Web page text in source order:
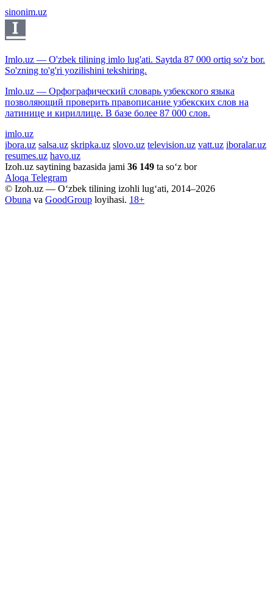
sinonim.uz
Imlo.uz — O'zbek tilining imlo lug'ati. Saytda 87 000 ortiq so'z bor.
So'zning to'g'ri yozilishini tekshiring.
Imlo.uz — Орфографический словарь узбекского языка
позволяющий проверить правописание узбекских слов на
латинице и кириллице. В базе более 87 000 слов.
imlo.uz
ibora.uz salsa.uz skripka.uz slovo.uz television.uz vatt.uz iboralar.uz
resumes.uz havo.uz
Izoh.uz saytining bazasida jami 36 149 ta so‘z bor
Aloqa Telegram
© Izoh.uz — O‘zbek tilining izohli lug‘ati, 2014–2026
Obuna va GoodGroup loyihasi. 18+